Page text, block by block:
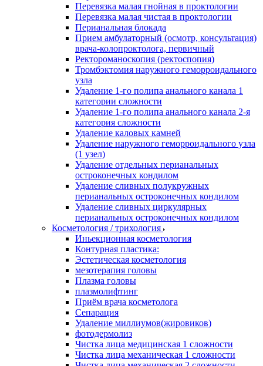
Перевязка малая гнойная в проктологии
Перевязка малая чистая в проктологии
Перианальная блокада
Прием амбулаторный (осмотр, консультация)
врача-колопроктолога, первичный
Ректороманоскопия (ректоспопия)
Тромбэктомия наружного геморроидального
узла
Удаление 1-го полипа анального канала 1
категории сложности
Удаление 1-го полипа анального канала 2-я
категория сложности
Удаление каловых камней
Удаление наружного геморроидального узла
(1 узел)
Удаление отдельных перианальных
остроконечных кондилом
Удаление сливных полукружных
перианальных остроконечных кондилом
Удаление сливных циркулярных
перианальных остроконечных кондилом
Косметология / трихология
Иньекционная косметология
Контурная пластика:
Эстетическая косметология
мезотерапия головы
Плазма головы
плазмолифтинг
Приём врача косметолога
Сепарация
Удаление миллиумов(жировиков)
фотодермолиз
Чистка лица медицинская 1 сложности
Чистка лица механическая 1 сложности